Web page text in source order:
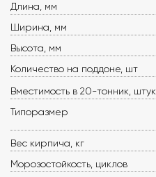
Длина, мм
Ширина, мм
Высота, мм
Количество на поддоне, шт
Вместимость в 20-тонник, штук
Типоразмер
Вес кирпича, кг
Морозостойкость, циклов